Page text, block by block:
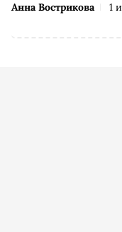
Анна Вострикова 1